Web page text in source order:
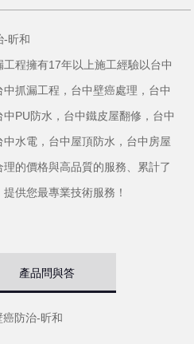
-昕和
工程擁有17年以上施工經驗以台中
中抓漏工程，台中壁癌處理，台中
中PU防水，台中鐵皮屋翻修，台中
中水電，台中屋頂防水，台中房屋
的價格與高品質的服務、累計了
供您最專業技術服務！
產品問與答
癌防治-昕和